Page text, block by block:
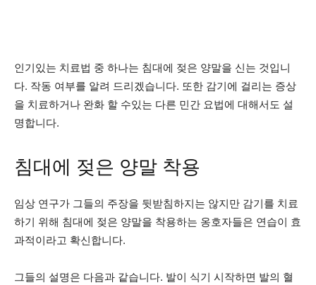
인기있는 치료법 중 하나는 침대에 젖은 양말을 신는 것입니
다. 작동 여부를 알려 드리겠습니다. 또한 감기에 걸리는 증상
을 치료하거나 완화 할 수있는 다른 민간 요법에 대해서도 설
명합니다.
침대에 젖은 양말 착용
임상 연구가 그들의 주장을 뒷받침하지는 않지만 감기를 치료
하기 위해 침대에 젖은 양말을 착용하는 옹호자들은 연습이 효
과적이라고 확신합니다.
그들의 설명은 다음과 같습니다. 발이 식기 시작하면 발의 혈